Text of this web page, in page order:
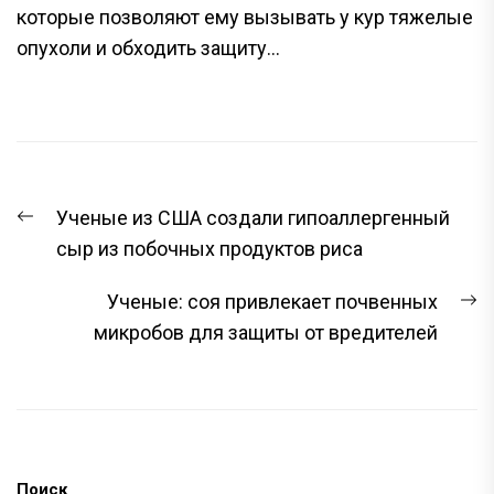
которые позволяют ему вызывать у кур тяжелые
опухоли и обходить защиту...
ПО
ЗАПИСЯМ
Предыдущая
запись:
Ученые из США создали гипоаллергенный
сыр из побочных продуктов риса
Ученые: соя привлекает почвенных
микробов для защиты от вредителей
Поиск